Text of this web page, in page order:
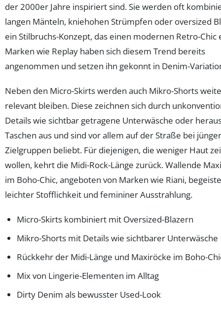
der 2000er Jahre inspiriert sind. Sie werden oft
langen Mänteln, kniehohen Strümpfen oder oversized
ein Stilbruchs-Konzept, das einen modernen Retro-Chic
Marken wie Replay haben sich diesem Trend bereits
angenommen und setzen ihn gekonnt in Denim-
Neben den Micro-Skirts werden auch Mikro-Shorts
relevant bleiben. Diese zeichnen sich durch
Details wie sichtbar getragene Unterwäsche oder
Taschen aus und sind vor allem auf der Straße bei
Zielgruppen beliebt. Für diejenigen, die weniger Haut
wollen, kehrt die Midi-Rock-Länge zurück. Wallende
im Boho-Chic, angeboten von Marken wie Riani,
leichter Stofflichkeit und femininer Ausstrahlung.
Micro-Skirts kombiniert mit Oversized-Blazern
Mikro-Shorts mit Details wie sichtbarer Unterwäsche
Rückkehr der Midi-Länge und Maxiröcke im Boho-
Mix von Lingerie-Elementen im Alltag
Dirty Denim als bewusster Used-Look